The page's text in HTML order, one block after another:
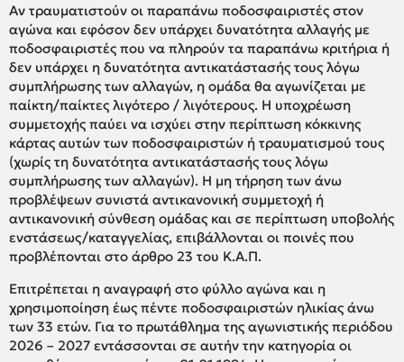
Αν τραυματιστούν οι παραπάνω ποδοσφαιριστές στον
αγώνα και εφόσον δεν υπάρχει δυνατότητα αλλαγής με
ποδοσφαιριστές που να πληρούν τα παραπάνω κριτήρια ή
δεν υπάρχει η δυνατότητα αντικατάστασής τους λόγω
συμπλήρωσης των αλλαγών, η ομάδα θα αγωνίζεται με
παίκτη/παίκτες λιγότερο / λιγότερους. Η υποχρέωση
συμμετοχής παύει να ισχύει στην περίπτωση κόκκινης
κάρτας αυτών των ποδοσφαιριστών ή τραυματισμού τους
(χωρίς τη δυνατότητα αντικατάστασής τους λόγω
συμπλήρωσης των αλλαγών). Η μη τήρηση των άνω
προβλέψεων συνιστά αντικανονική συμμετοχή ή
αντικανονική σύνθεση ομάδας και σε περίπτωση υποβολής
ενστάσεως/καταγγελίας, επιβάλλονται οι ποινές που
προβλέπονται στο άρθρο 23 του Κ.Α.Π.
Επιτρέπεται η αναγραφή στο φύλλο αγώνα και η
χρησιμοποίηση έως πέντε ποδοσφαιριστών ηλικίας άνω
των 33 ετών. Για το πρωτάθλημα της αγωνιστικής περιόδου
2026 – 2027 εντάσσονται σε αυτήν την κατηγορία οι